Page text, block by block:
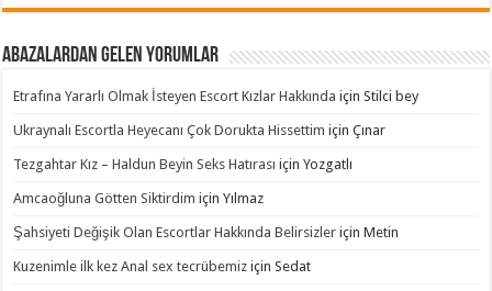
Abazalardan Gelen Yorumlar
Etrafına Yararlı Olmak İsteyen Escort Kızlar Hakkında içinStilci bey
Ukraynalı Escortla Heyecanı Çok Dorukta Hissettim içinÇınar
Tezgahtar Kız – Haldun Beyin Seks Hatırası içinYozgatlı
Amcaoğluna Götten Siktirdim içinYılmaz
Şahsiyeti Değişik Olan Escortlar Hakkında Belirsizler içinMetin
Kuzenimle ilk kez Anal sex tecrübemiz içinSedat